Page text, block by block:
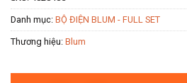
Danh mục: BỘ ĐIỆN BLUM - FULL SET
Thương hiệu: Blum